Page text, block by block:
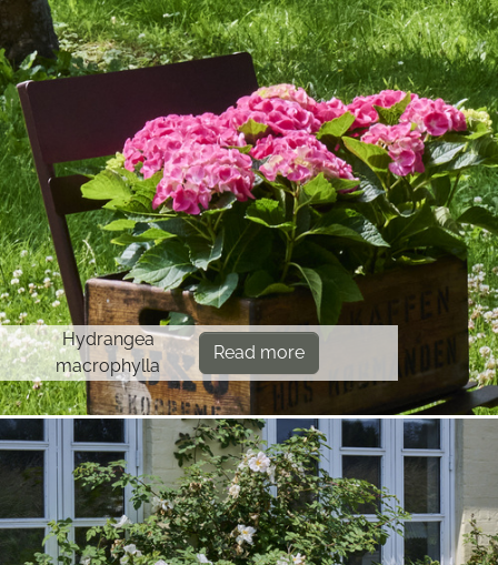
Hydrangea
macrophylla
Read more